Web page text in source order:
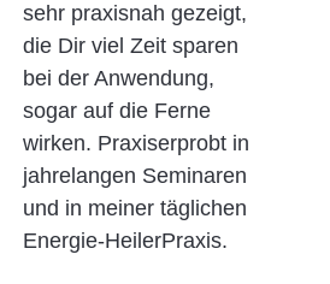
sehr praxisnah gezeigt,
die Dir viel Zeit sparen
bei der Anwendung,
sogar auf die Ferne
wirken. Praxiserprobt in
jahrelangen Seminaren
und in meiner täglichen
Energie-HeilerPraxis.